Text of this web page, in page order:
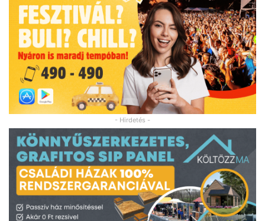
- Hirdetés -